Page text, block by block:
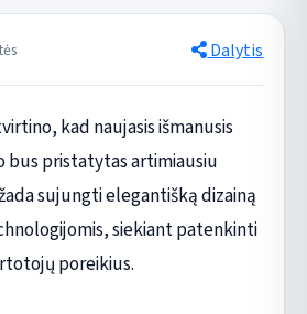
Dalytis
kad naujasis išmanusis
bus pristatytas artimiausiu
sujungti elegantišką dizainą
siekiant patenkinti
poreikius.